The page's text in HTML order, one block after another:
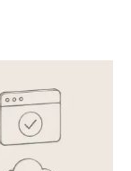
는 대신 가까운
서 이것은 꽤 중